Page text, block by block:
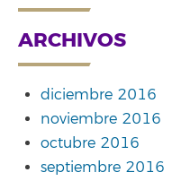
ARCHIVOS
diciembre 2016
noviembre 2016
octubre 2016
septiembre 2016